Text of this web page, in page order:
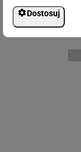
Dostosuj